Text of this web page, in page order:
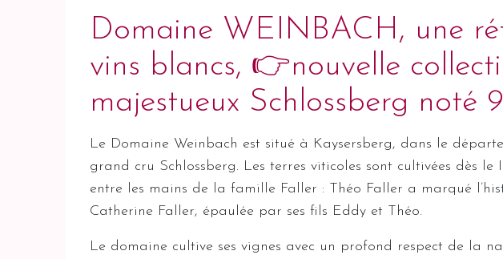
Domaine WEINBACH, une
vins blancs, 👉nouvelle
majestueux Schlossberg noté
Le Domaine Weinbach est situé à Kaysersberg, dans le
grand cru Schlossberg. Les terres viticoles sont cultivées dès le
entre les mains de la famille Faller : Théo Faller a marqué
Catherine Faller, épaulée par ses fils Eddy et Théo.
Le domaine cultive ses vignes avec un profond respect de la